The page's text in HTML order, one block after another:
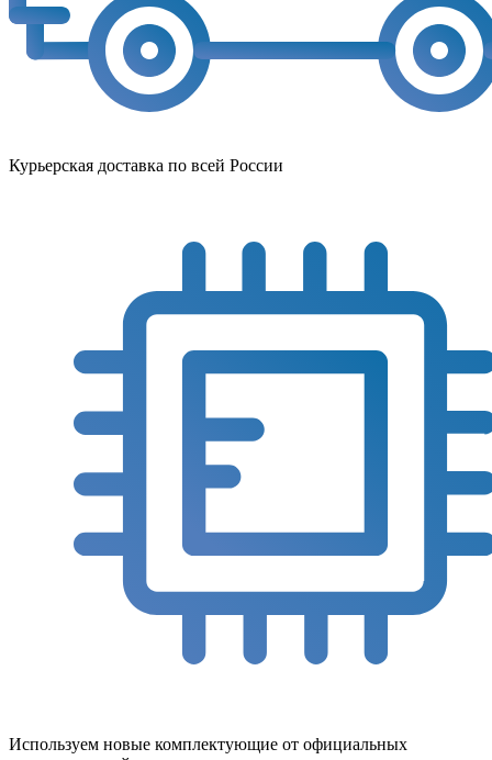
Курьерская доставка по всей России
Используем новые комплектующие от официальных